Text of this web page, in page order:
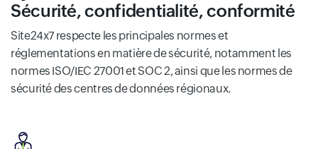
Sécurité, confidentialité, conformité
Site24x7 respecte les principales normes et
réglementations en matière de sécurité, notamment les
normes ISO/IEC 27001 et SOC 2, ainsi que les normes de
sécurité des centres de données régionaux.